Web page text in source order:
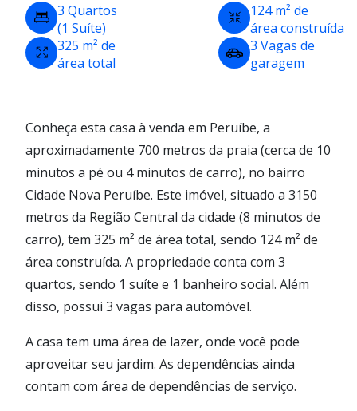
3 Quartos
(1 Suíte)
124 m² de
área construída
325 m² de
área total
3 Vagas de
garagem
Conheça esta casa à venda em Peruíbe, a
aproximadamente 700 metros da praia (cerca de 10
minutos a pé ou 4 minutos de carro), no bairro
Cidade Nova Peruíbe. Este imóvel, situado a 3150
metros da Região Central da cidade (8 minutos de
carro), tem 325 m² de área total, sendo 124 m² de
área construída. A propriedade conta com 3
quartos, sendo 1 suíte e 1 banheiro social. Além
disso, possui 3 vagas para automóvel.
A casa tem uma área de lazer, onde você pode
aproveitar seu jardim. As dependências ainda
contam com área de dependências de serviço.